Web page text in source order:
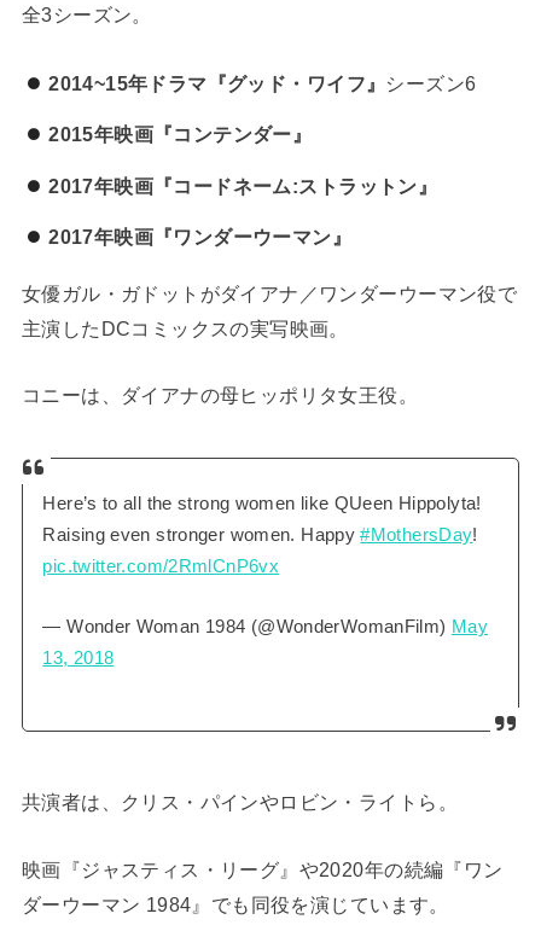
全3シーズン。
2014~15年ドラマ『グッド・ワイフ』 シーズン6
2015年映画『コンテンダー』
2017年映画『コードネーム:ストラットン』
2017年映画『ワンダーウーマン』
女優ガル・ガドットがダイアナ／ワンダーウーマン役で
主演したDCコミックスの実写映画。
コニーは、ダイアナの母ヒッポリタ女王役。
Here’s to all the strong women like QUeen Hippolyta!
Raising even stronger women. Happy#MothersDay!
pic.twitter.com/2RmlCnP6vx
— Wonder Woman 1984 (@WonderWomanFilm) May
13, 2018
共演者は、クリス・パインやロビン・ライトら。
映画『ジャスティス・リーグ』や2020年の続編『ワン
ダーウーマン 1984』でも同役を演じています。